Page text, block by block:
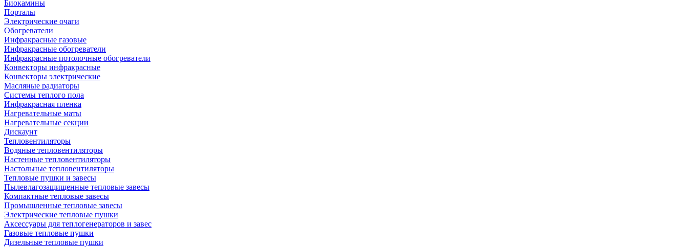
Биокамины
Порталы
Электрические очаги
Обогреватели
Инфракрасные газовые
Инфракрасные обогреватели
Инфракрасные потолочные обогреватели
Конвекторы инфракрасные
Конвекторы электрические
Масляные радиаторы
Системы теплого пола
Инфракрасная пленка
Нагревательные маты
Нагревательные секции
Дискаунт
Тепловентиляторы
Водяные тепловентиляторы
Настенные тепловентиляторы
Настольные тепловентиляторы
Тепловые пушки и завесы
Пылевлагозащищенные тепловые завесы
Компактные тепловые завесы
Промышленные тепловые завесы
Электрические тепловые пушки
Аксессуары для теплогенераторов и завес
Газовые тепловые пушки
Дизельные тепловые пушки